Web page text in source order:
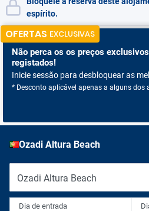
espírito.
OFERTAS EXCLUSIVAS
Não perca os os preços
registados!
Inicie sessão para desbloquear as
* Desconto aplicável apenas a alguns dos
Ozadi Altura Beach
Ozadi Altura Beach
Dia de entrada